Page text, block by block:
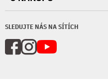
SLEDUJTE NÁS NA SÍTÍCH